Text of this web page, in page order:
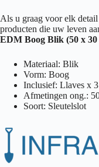
Als u graag voor elk
producten die uw leven
EDM Boog Blik (50 x 30
Materiaal: Blik
Vorm: Boog
Inclusief: Llaves x 3
Afmetingen ong.:
Soort: Sleutelslot